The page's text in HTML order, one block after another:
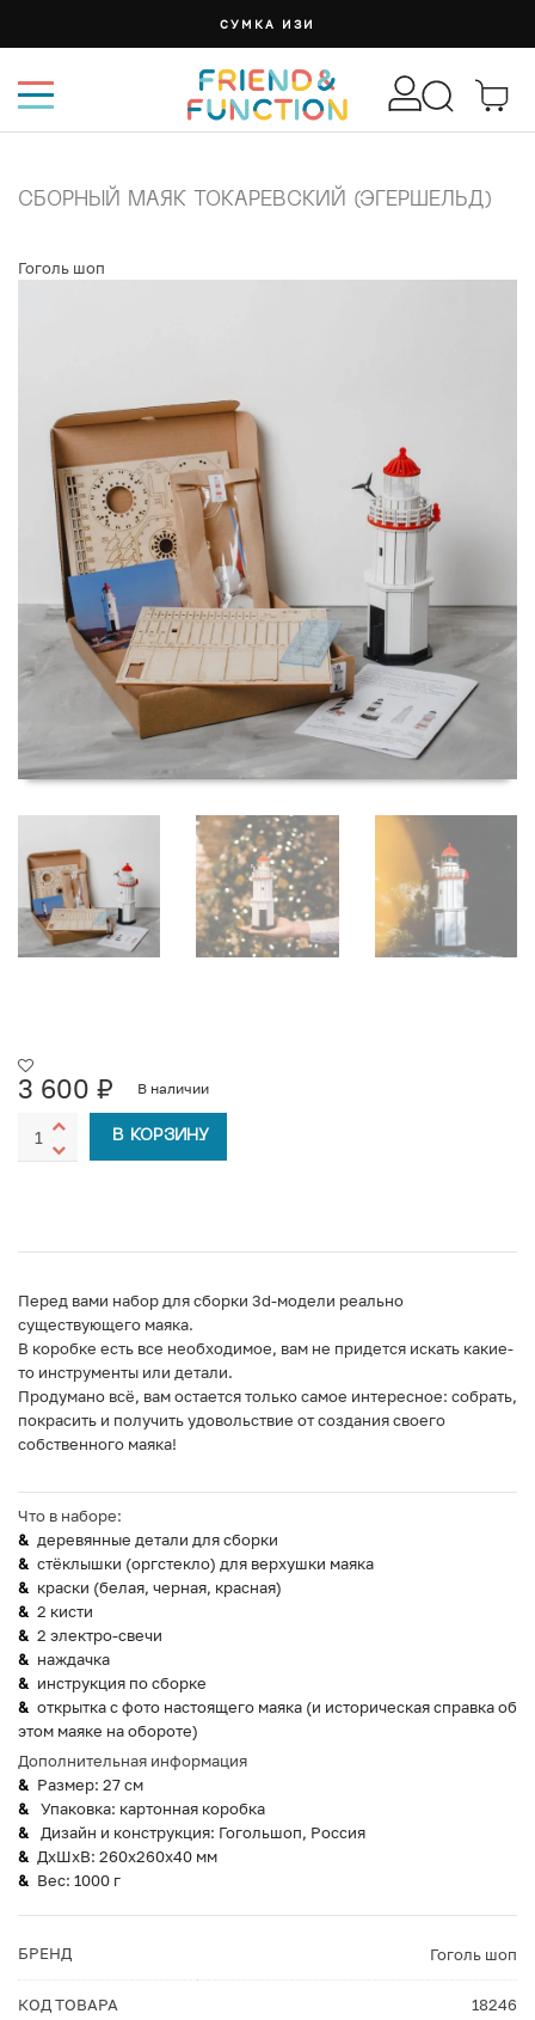
СУМКА ИЗИ
СБОРНЫЙ МАЯК ТОКАРЕВСКИЙ (ЭГЕРШЕЛЬД)
Гоголь шоп
3 600 ₽ В наличии
В КОРЗИНУ
Перед вами набор для сборки 3d-модели реально
существующего маяка.
В коробке есть все необходимое, вам не придется искать какие-
то инструменты или детали.
Продумано всё, вам остается только самое интересное: собрать,
покрасить и получить удовольствие от создания своего
собственного маяка!
Что в наборе:
деревянные детали для сборки
стёклышки (оргстекло) для верхушки маяка
краски (белая, черная, красная)
2 кисти
2 электро-свечи
наждачка
инструкция по сборке
открытка с фото настоящего маяка (и историческая справка об
этом маяке на обороте)
Дополнительная информация
Размер: 27 см
Упаковка: картонная коробка
Дизайн и конструкция: Гогольшоп, Россия
ДxШxВ: 260x260x40 мм
Вес: 1000 г
БРЕНД Гоголь шоп
КОД ТОВАРА 18246